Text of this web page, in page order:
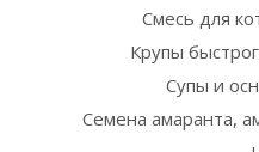
Смесь для
Крупы
Супы и
Семена амаранта,